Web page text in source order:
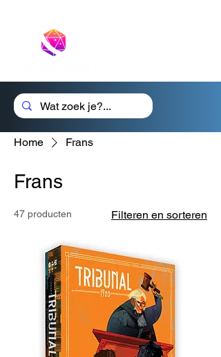
Home Frans
Frans
47 producten Filteren en sorteren